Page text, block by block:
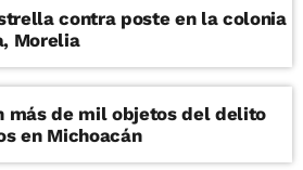
este curso es útil para
que ves en medios digitales o
en whatsapp es real o
a cualquier persona de 15 años
será en el auditorio del
al 21 de agosto de 17:00 a 19:00
contra poste en la colonia
Morelia
más de mil objetos del delito
en Michoacán